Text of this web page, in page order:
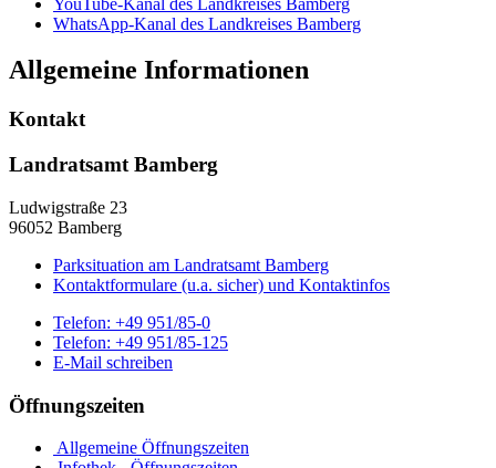
WhatsApp-Kanal des Landkreises Bamberg
Allgemeine Informationen
Kontakt
Landratsamt Bamberg
Ludwigstraße 23
96052 Bamberg
Parksituation am Landratsamt Bamberg
Kontaktformulare (u.a. sicher) und Kontaktinfos
Telefon: +49 951/85-0
Telefon: +49 951/85-125
E-Mail schreiben
Öffnungszeiten
Allgemeine Öffnungszeiten